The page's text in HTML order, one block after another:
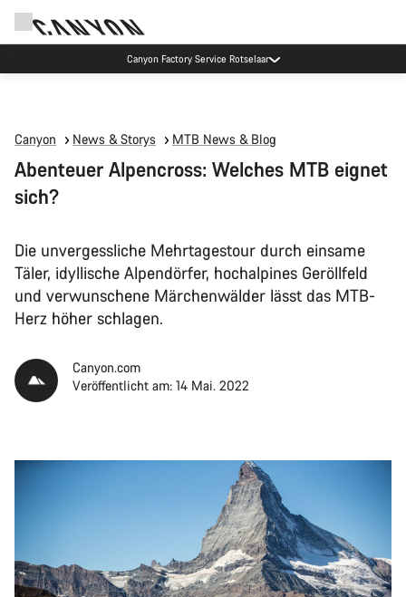
Canyon Factory Service Rotselaar
Canyon News & Storys MTB News & Blog
Abenteuer Alpencross: Welches MTB eignet
sich?
Die unvergessliche Mehrtagestour durch einsame
Täler, idyllische Alpendörfer, hochalpines Geröllfeld
und verwunschene Märchenwälder lässt das MTB-
Herz höher schlagen.
Canyon.com
Veröffentlicht am: 14 Mai. 2022